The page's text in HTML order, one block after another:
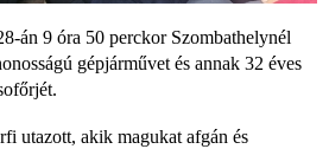
án 9 óra 50 perckor Szombathelynél
gépjárművet és annak 32 éves
utazott, akik magukat afgán és